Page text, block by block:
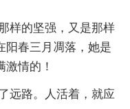
的坚强，又是那样
阳春三月凋落，她是
情的！
路。人活着，就应